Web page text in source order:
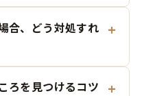
合、どう対処すれ
ろを見つけるコツ